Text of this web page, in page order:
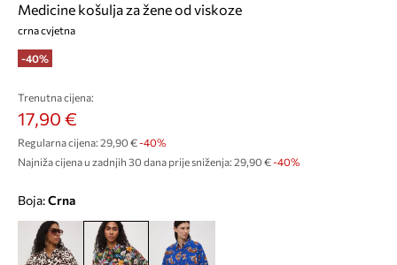
Medicine košulja za žene od viskoze
crna cvjetna
-40%
Trenutna cijena:
17,90 €
Regularna cijena: 29,90 €-40%
Najniža cijena u zadnjih 30 dana prije sniženja: 29,90 € -40%
Boja: crna